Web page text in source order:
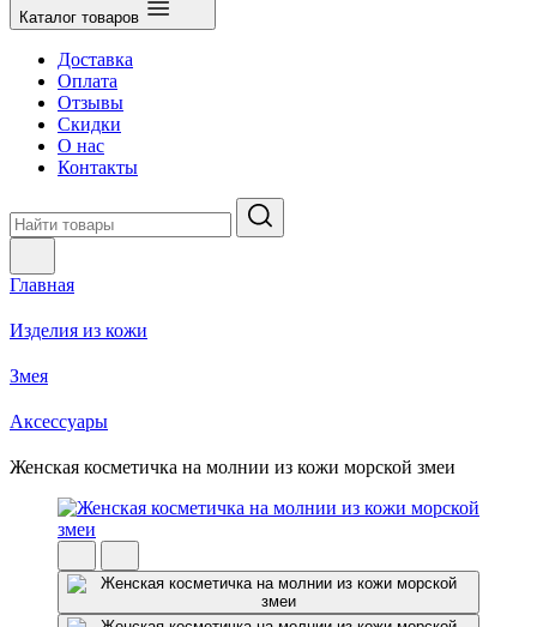
Каталог товаров
Доставка
Оплата
Отзывы
Скидки
О нас
Контакты
Главная
Изделия из кожи
Змея
Аксессуары
Женская косметичка на молнии из кожи морской змеи